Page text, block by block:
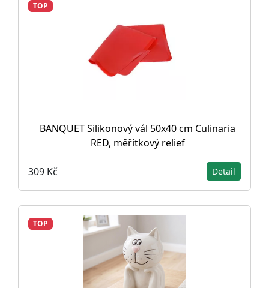
TOP
BANQUET Silikonový vál 50x40 cm Culinaria
RED, měřítkový relief
309 Kč Detail
TOP